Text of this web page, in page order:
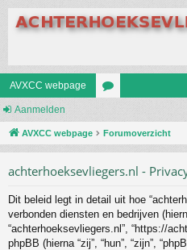
AVXCC webpage
u
s
Aanmelden
AVXCC webpage Forumoverzicht
achterhoeksevliegers.nl -
Dit beleid legt in detail uit hoe
verbonden diensten en bedrijven
“achterhoeksevliegers.nl”, “https://
phpBB (hierna “zij”, “hun”, “zijn”,